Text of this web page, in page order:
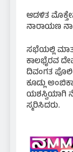
ಆಡಳಿತ
ನಾರಾಯಣ
ಸಭೆಯಲ್ಲಿ
ಕಾಲಭೈರವ
ದಿವಂಗತ
ಕೂಡ್ಲು
ಯಶಸ್ವಿಯಾಗಿ
ಸ್ಮರಿಸಿದರು.